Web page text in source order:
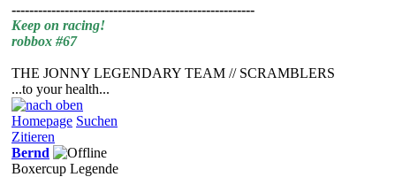
-------------------------------------------------------
Keep on racing!
robbox #67
THE JONNY LEGENDARY TEAM // SCRAMBLERS
...to your health...
Homepage Suchen
Zitieren
Bernd
Boxercup Legende